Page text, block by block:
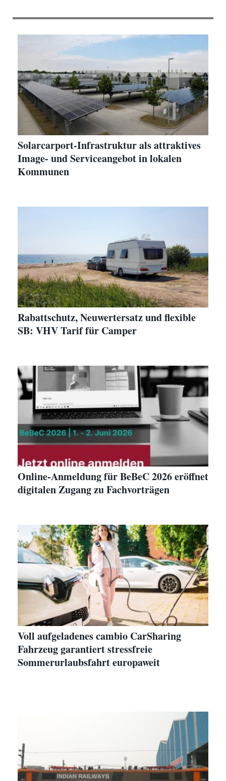
Solarcarport-Infrastruktur als attraktives
Image- und Serviceangebot in lokalen
Kommunen
Rabattschutz, Neuwertersatz und flexible
SB: VHV Tarif für Camper
Online-Anmeldung für BeBeC 2026 eröffnet
digitalen Zugang zu Fachvorträgen
Voll aufgeladenes cambio CarSharing
Fahrzeug garantiert stressfreie
Sommerurlaubsfahrt europaweit